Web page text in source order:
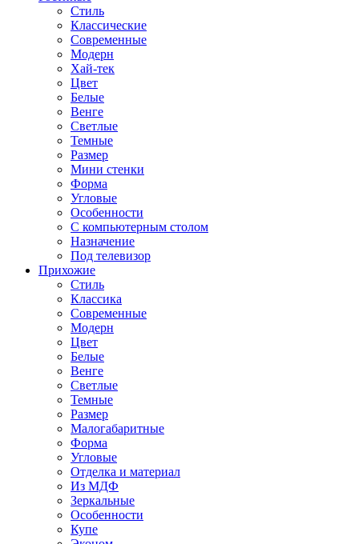
Стиль
Классические
Современные
Модерн
Хай-тек
Цвет
Белые
Венге
Светлые
Темные
Размер
Мини стенки
Форма
Угловые
Особенности
С компьютерным столом
Назначение
Под телевизор
Прихожие
Стиль
Классика
Современные
Модерн
Цвет
Белые
Венге
Светлые
Темные
Размер
Малогабаритные
Форма
Угловые
Отделка и материал
Из МДФ
Зеркальные
Особенности
Купе